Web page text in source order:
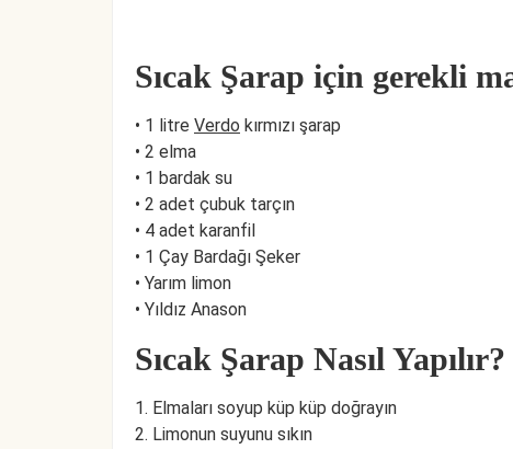
Sıcak Şarap için gerekli
• 1 litre Verdo kırmızı şarap
• 2 elma
• 1 bardak su
• 2 adet çubuk tarçın
• 4 adet karanfil
• 1 Çay Bardağı Şeker
• Yarım limon
• Yıldız Anason
Sıcak Şarap Nasıl Yapılır?
1. Elmaları soyup küp küp doğrayın
2. Limonun suyunu sıkın